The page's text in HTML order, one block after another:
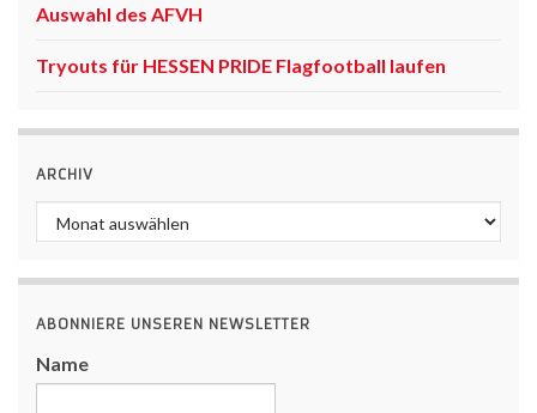
Auswahl des AFVH
Tryouts für HESSEN PRIDE Flagfootball laufen
ARCHIV
Archiv
ABONNIERE UNSEREN NEWSLETTER
Name